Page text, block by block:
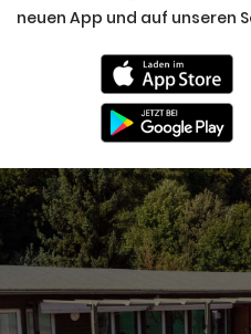
neuen App und auf unseren